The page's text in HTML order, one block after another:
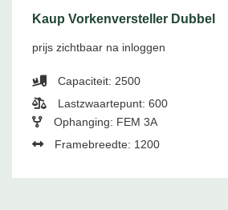
Kaup Vorkenversteller Dubbel
prijs zichtbaar na inloggen
Capaciteit: 2500
Lastzwaartepunt: 600
Ophanging: FEM 3A
Framebreedte: 1200